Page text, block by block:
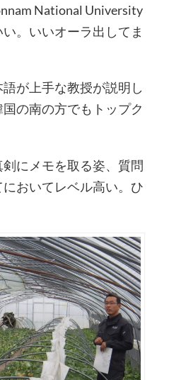
National University
。いいオーラ出してま
が上手な教授が説明し
の南の方でもトップク
にメモを取る姿、質問
おいてレベル高い。ひ